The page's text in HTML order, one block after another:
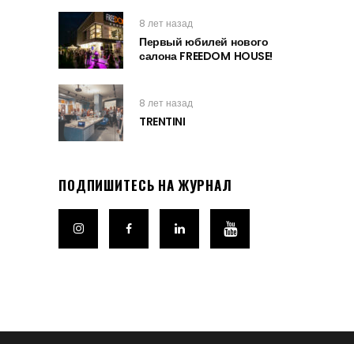
8 лет назад
Первый юбилей нового
салона FREEDOM HOUSE!
8 лет назад
TRENTINI
ПОДПИШИТЕСЬ НА ЖУРНАЛ